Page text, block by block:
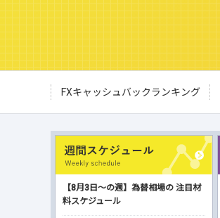
FXキャッシュバックランキング
【8月3日～の週】為替相場の 注目材
料スケジュール